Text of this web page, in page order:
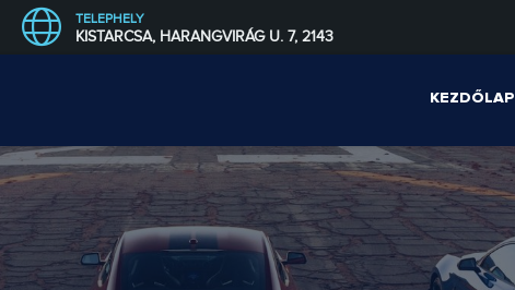
TELEPHELY
KISTARCSA, HARANGVIRÁG U. 7, 2143
KEZDŐLAP